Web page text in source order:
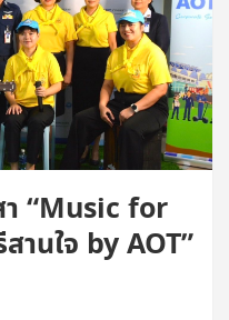
“Music for
นใจ by AOT”